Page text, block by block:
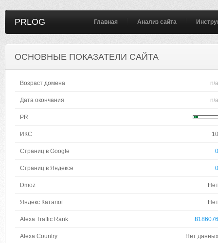
PRLOG Главная Анализ сайта
ОСНОВНЫЕ ПОКАЗАТЕЛИ САЙТА
Возраст домена n/a
Дата окончания n/a
PR
ИКС 10
Страниц в Google 0
Страниц в Яндексе 0
Dmoz Нет
Яндекс Каталог Нет
Alexa Traffic Rank 8186076
Alexa Country Нет данных